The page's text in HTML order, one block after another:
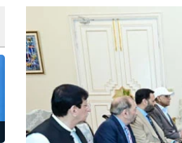
20:00 21:00 22:00